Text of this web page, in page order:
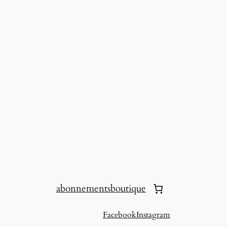
abonnementsboutique
FacebookInstagram